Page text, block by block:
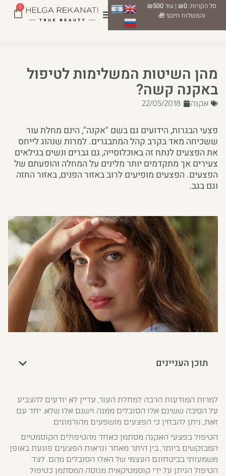
סל הקניות:₪0 | עוד₪500
והמשלוח חינם! 🎁
0
מהן השיטות המשלימות לטיפול
באקנה קשה?
אקנה 22/05/2018
פצעי הבגרות, הידועים גם בשם "אקנה", הינם מחלת עור
ששכיחה מאד בקרב קהל המתבגרים. למרות שנהוג לייחס
את הפצעים לנתח זה באוכלוסייה, גם גברים ונשים בגילאים
צעירים אך מתקדמים יותר מלינים על המחלה והופעתם של
הפצעים. הפצעים מופיעים לרוב באזור הפנים, באזור החזה
וגם בגב.
תוכן העניינים
למרות המודעות הרבה למחלת העור, עדיין לא יודעים להצביע
על הסיבה ששינם אלו הסובלים ממנה וישנם אלו שלא. יחד עם
זאת, ניתן להבחין כי הפצעים מושפעים מהורמונים.
הטיפול בפצעי האקנה מסתמן כאחד מהטיפולים הקוסמטיים
המבוקשים ביותר, בין היתר מאחר ונראות הפצעים פוגעת באופן
משמעותי בביטחונם העצמי של האלו הסובלים מהם. לצד
הטיפול הניתן על ידי קוסמטיקאית מנוסה המסתמן כטיפול